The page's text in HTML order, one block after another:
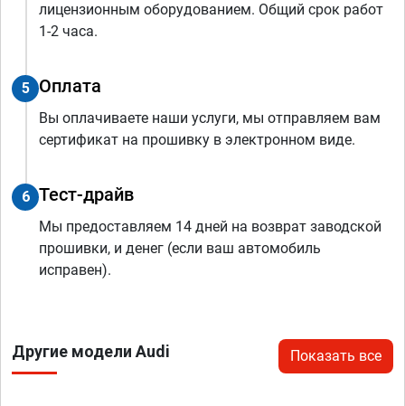
лицензионным оборудованием. Общий срок работ
1-2 часа.
5 Оплата
Вы оплачиваете наши услуги, мы отправляем вам
сертификат на прошивку в электронном виде.
6 Тест-драйв
Мы предоставляем 14 дней на возврат заводской
прошивки, и денег (если ваш автомобиль
исправен).
Другие модели Audi Показать все